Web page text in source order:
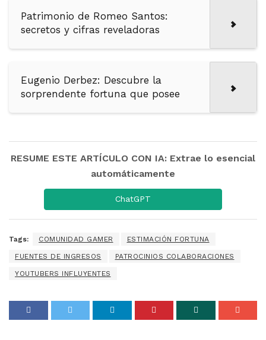
Patrimonio de Romeo Santos:
secretos y cifras reveladoras
Eugenio Derbez: Descubre la
sorprendente fortuna que posee
RESUME ESTE ARTÍCULO CON IA: Extrae lo esencial
automáticamente
ChatGPT
Tags: COMUNIDAD GAMER ESTIMACIÓN FORTUNA
FUENTES DE INGRESOS PATROCINIOS COLABORACIONES
YOUTUBERS INFLUYENTES